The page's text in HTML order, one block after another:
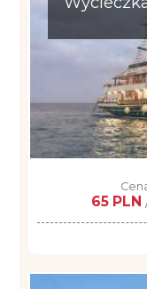
65 PLN